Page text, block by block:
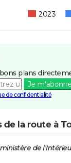
2023
plans
Je m'abonne
de confidentialité
la route à
de